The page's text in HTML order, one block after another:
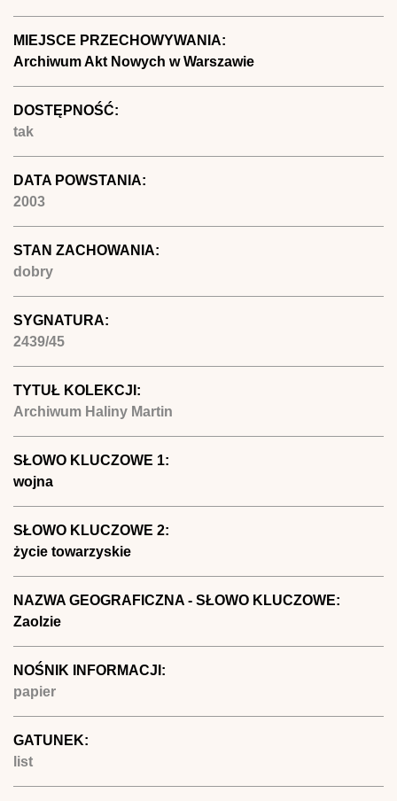
MIEJSCE PRZECHOWYWANIA:
Archiwum Akt Nowych w Warszawie
DOSTĘPNOŚĆ:
tak
DATA POWSTANIA:
2003
STAN ZACHOWANIA:
dobry
SYGNATURA:
2439/45
TYTUŁ KOLEKCJI:
Archiwum Haliny Martin
SŁOWO KLUCZOWE 1:
wojna
SŁOWO KLUCZOWE 2:
życie towarzyskie
NAZWA GEOGRAFICZNA - SŁOWO KLUCZOWE:
Zaolzie
NOŚNIK INFORMACJI:
papier
GATUNEK:
list